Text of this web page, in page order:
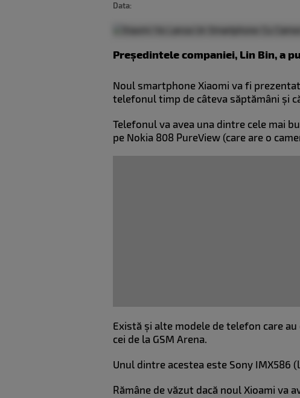
Data:
Președintele companiei, Lin Bin, a
Noul smartphone Xiaomi va fi
telefonul timp de câteva săptămâni și
Telefonul va avea una dintre cele mai
pe Nokia 808 PureView (care are o
Există și alte modele de telefon care
cei de la GSM Arena.
Unul dintre acestea este Sony IMX586
Rămâne de văzut dacă noul Xioami va